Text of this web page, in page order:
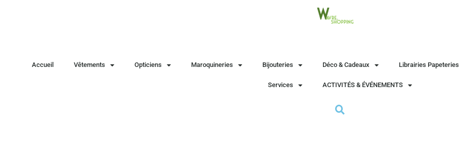
Accueil Vêtements Opticiens Maroquineries Bijouteries Déco & Cadeaux Librairies Papeteries
Services ACTIVITÉS & ÉVÉNEMENTS